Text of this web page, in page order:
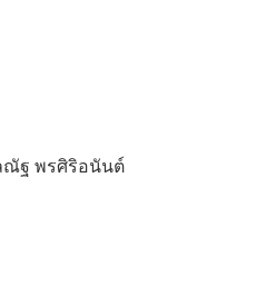
ณัฐ พรศิริอนันต์